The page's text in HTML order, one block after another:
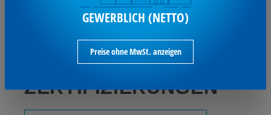
INFOS UND
ZERTIFIZIERUNGEN
GEWERBLICH (NETTO)
Preise ohne MwSt. anzeigen